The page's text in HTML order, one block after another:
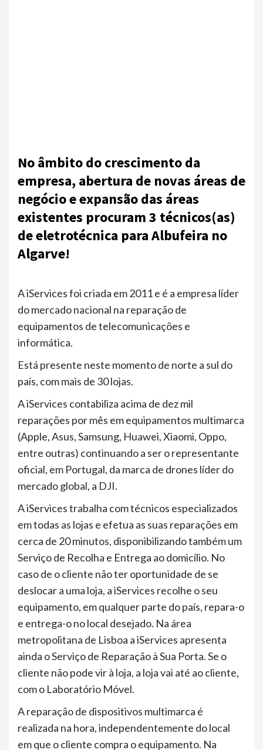
No âmbito do crescimento da
empresa, abertura de novas áreas de
negócio e expansão das áreas
existentes procuram 3 técnicos(as)
de eletrotécnica para Albufeira no
Algarve!
A iServices foi criada em 2011 e é a empresa líder
do mercado nacional na reparação de
equipamentos de telecomunicações e
informática.
Está presente neste momento de norte a sul do
país, com mais de 30 lojas.
A iServices contabiliza acima de dez mil
reparações por mês em equipamentos multimarca
(Apple, Asus, Samsung, Huawei, Xiaomi, Oppo,
entre outras) continuando a ser o representante
oficial, em Portugal, da marca de drones líder do
mercado global, a DJI.
A iServices trabalha com técnicos especializados
em todas as lojas e efetua as suas reparações em
cerca de 20 minutos, disponibilizando também um
Serviço de Recolha e Entrega ao domicílio. No
caso de o cliente não ter oportunidade de se
deslocar a uma loja, a iServices recolhe o seu
equipamento, em qualquer parte do país, repara-o
e entrega-o no local desejado. Na área
metropolitana de Lisboa a iServices apresenta
ainda o Serviço de Reparação à Sua Porta. Se o
cliente não pode vir à loja, a loja vai até ao cliente,
com o Laboratório Móvel.
A reparação de dispositivos multimarca é
realizada na hora, independentemente do local
em que o cliente compra o equipamento. Na